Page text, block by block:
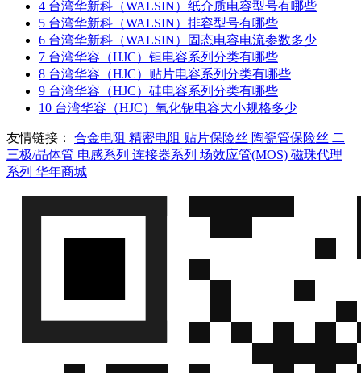
4 台湾华新科（WALSIN）纸介质电容型号有哪些
5 台湾华新科（WALSIN）排容型号有哪些
6 台湾华新科（WALSIN）固态电容电流参数多少
7 台湾华容（HJC）钽电容系列分类有哪些
8 台湾华容（HJC）贴片电容系列分类有哪些
9 台湾华容（HJC）硅电容系列分类有哪些
10 台湾华容（HJC）氧化铌电容大小规格多少
友情链接： 合金电阻 精密电阻 贴片保险丝 陶瓷管保险丝 二
三极/晶体管 电感系列 连接器系列 场效应管(MOS) 磁珠代理
系列 华年商城